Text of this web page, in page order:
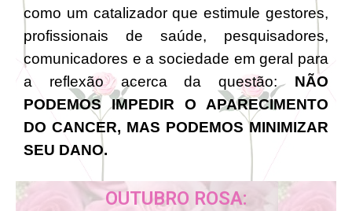
como um catalizador que estimule gestores,
profissionais de saúde, pesquisadores,
comunicadores e a sociedade em geral para
a reflexão acerca da questão: NÃO
PODEMOS IMPEDIR O APARECIMENTO
DO CANCER, MAS PODEMOS MINIMIZAR
SEU DANO.
OUTUBRO ROSA: